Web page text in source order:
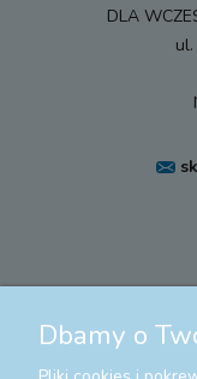
DLA
Dbamy o